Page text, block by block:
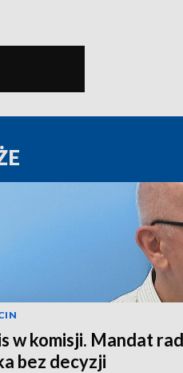
w komisji. Mandat
bez decyzji